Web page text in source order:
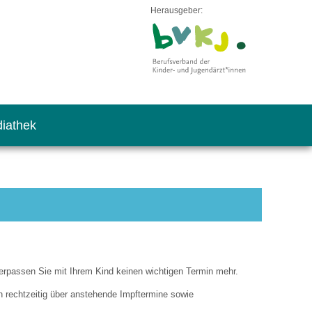
Herausgeber:
Sie mit Ihrem Kind keinen wichtigen Termin mehr.
über anstehende Impftermine sowie